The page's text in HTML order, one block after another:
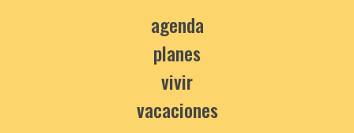
agenda
planes
vivir
vacaciones